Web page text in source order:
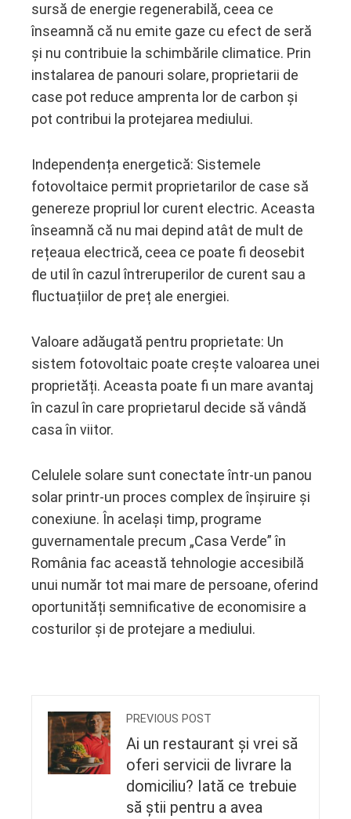
sursă de energie regenerabilă, ceea ce
înseamnă că nu emite gaze cu efect de seră
și nu contribuie la schimbările climatice. Prin
instalarea de panouri solare, proprietarii de
case pot reduce amprenta lor de carbon și
pot contribui la protejarea mediului.
Independența energetică: Sistemele
fotovoltaice permit proprietarilor de case să
genereze propriul lor curent electric. Aceasta
înseamnă că nu mai depind atât de mult de
rețeaua electrică, ceea ce poate fi deosebit
de util în cazul întreruperilor de curent sau a
fluctuațiilor de preț ale energiei.
Valoare adăugată pentru proprietate: Un
sistem fotovoltaic poate crește valoarea unei
proprietăți. Aceasta poate fi un mare avantaj
în cazul în care proprietarul decide să vândă
casa în viitor.
Celulele solare sunt conectate într-un panou
solar printr-un proces complex de înșiruire și
conexiune. În același timp, programe
guvernamentale precum „Casa Verde” în
România fac această tehnologie accesibilă
unui număr tot mai mare de persoane, oferind
oportunități semnificative de economisire a
costurilor și de protejare a mediului.
PREVIOUS POST
Ai un restaurant și vrei să
oferi servicii de livrare la
domiciliu? Iată ce trebuie
să știi pentru a avea